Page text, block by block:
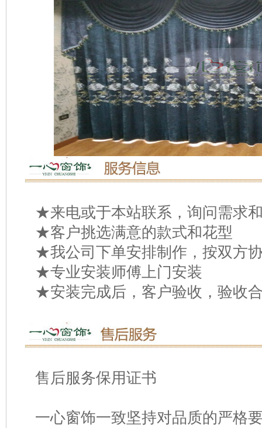
★来电或于本站联系，询问需求
★客户挑选满意的款式和花型
★我公司下单安排制作，按双方
★专业安装师傅上门安装
★安装完成后，客户验收，验收
售后服务保用证书
一心窗饰一致坚持对品质的严格